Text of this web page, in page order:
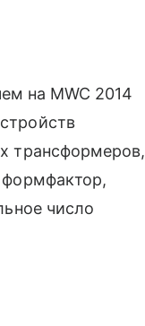
на MWC 2014
трансформеров,
число